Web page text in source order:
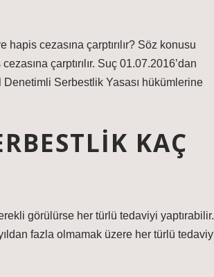
cezasına çarptırılır? Söz konusu
çarptırılır. Suç 01.07.2016’dan
Serbestlik Yasası hükümlerine
KAÇ
görülürse her türlü tedaviyi
fazla olmamak üzere her türlü